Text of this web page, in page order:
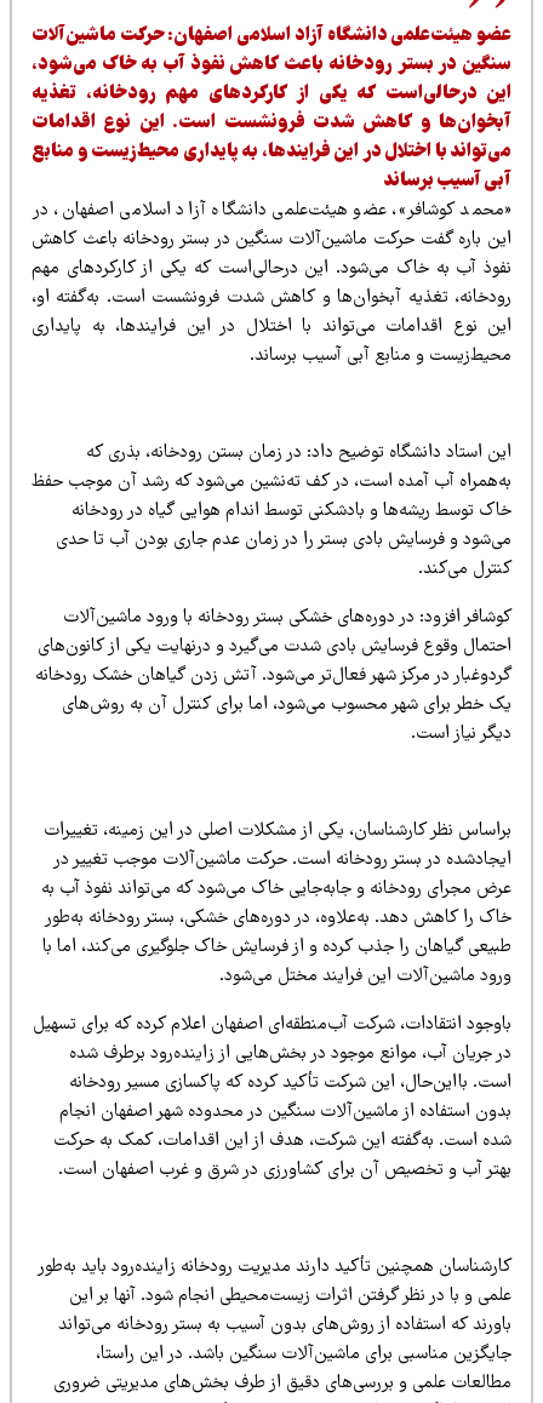
هیئت‌علمی دانشگاه آزاد اسلامی اصفهان: حرکت ماشین‌آلات
در بستر رودخانه باعث کاهش نفوذ آب به خاک می‌شود،
درحالی‌است که یکی از کارکردهای مهم رودخانه، تغذیه
و کاهش شدت فرونشست است. این نوع اقدامات
با اختلال در این فرایندها، به پایداری محیط‌زیست و منابع
آسیب برساند
کوشافر»، عضو هیئت‌علمی دانشگاه آزاد اسلامی اصفهان، در
باره گفت حرکت ماشین‌آلات سنگین در بستر رودخانه باعث کاهش
آب به خاک می‌شود. این درحالی‌است که یکی از کارکردهای مهم
تغذیه آبخوان‌ها و کاهش شدت فرونشست است. به‌گفته او،
نوع اقدامات می‌تواند با اختلال در این فرایندها، به پایداری
و منابع آبی آسیب برساند.
استاد دانشگاه توضیح داد: در زمان بستن رودخانه، بذری که
آب آمده است، در کف ته‌نشین می‌شود که رشد آن موجب حفظ
توسط ریشه‌ها و بادشکنی توسط اندام هوایی گیاه در رودخانه
و فرسایش بادی بستر را در زمان عدم جاری بودن آب تا حدی
می‌کند.
افزود: در دوره‌های خشکی بستر رودخانه با ورود ماشین‌آلات
وقوع فرسایش بادی شدت می‌گیرد و درنهایت یکی از کانون‌های
در مرکز شهر فعال‌تر می‌شود. آتش‌ زدن گیاهان خشک رودخانه
خطر برای شهر محسوب می‌شود، اما برای کنترل آن به روش‌های
نیاز است.
نظر کارشناسان، یکی از مشکلات اصلی در این زمینه، تغییرات
در بستر رودخانه است. حرکت ماشین‌آلات موجب تغییر در
مجرای رودخانه و جابه‌جایی خاک می‌شود که می‌تواند نفوذ آب به
را کاهش دهد. به‌علاوه، در دوره‌های خشکی، بستر رودخانه به‌طور
گیاهان را جذب کرده و از فرسایش خاک جلوگیری می‌کند، اما با
ماشین‌آلات این فرایند مختل می‌شود.
انتقادات، شرکت آب‌منطقه‌ای اصفهان اعلام کرده که برای تسهیل
جریان آب، موانع موجود در بخش‌هایی از زاینده‌رود برطرف شده
بااین‌حال، این شرکت تأکید کرده که پاکسازی مسیر رودخانه
استفاده از ماشین‌آلات سنگین در محدوده شهر اصفهان انجام
است. به‌گفته این شرکت، هدف از این اقدامات، کمک به حرکت
آب و تخصیص آن برای کشاورزی در شرق و غرب اصفهان است.
همچنین تأکید دارند مدیریت رودخانه زاینده‌رود باید به‌طور
و با در نظر گرفتن اثرات زیست‌محیطی انجام شود. آنها بر این
که استفاده از روش‌های بدون آسیب به بستر رودخانه می‌تواند
مناسبی برای ماشین‌آلات سنگین باشد. در این راستا،
علمی و بررسی‌های دقیق از طرف بخش‌های مدیریتی ضروری